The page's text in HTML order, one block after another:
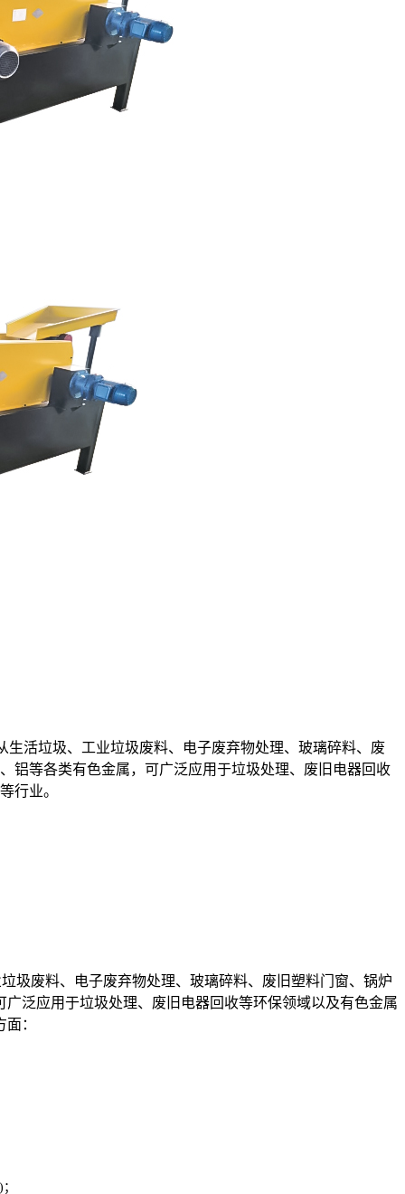
生活垃圾、工业垃圾废料、电子废弃物处理、玻璃碎料、废
铝等各类有色金属，可广泛应用于垃圾处理、废旧电器回收
行业。
圾废料、电子废弃物处理、玻璃碎料、废旧塑料门窗、锅炉
泛应用于垃圾处理、废旧电器回收等环保领域以及有色金属
：